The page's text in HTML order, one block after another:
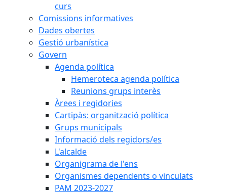
curs
Comissions informatives
Dades obertes
Gestió urbanística
Govern
Agenda política
Hemeroteca agenda política
Reunions grups interès
Àrees i regidories
Cartipàs: organització política
Grups municipals
Informació dels regidors/es
L'alcalde
Organigrama de l'ens
Organismes dependents o vinculats
PAM 2023-2027